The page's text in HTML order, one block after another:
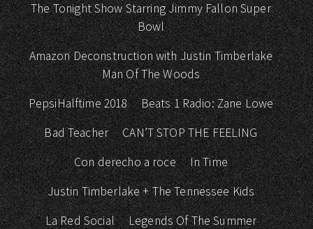
The Tonight Show Starring Jimmy Fallon Super
Bowl
Amazon Deconstruction with Justin Timberlake
Man Of The Woods
PepsiHalftime 2018
Beats 1 Radio: Zane Lowe
Bad Teacher
CAN’T STOP THE FEELING
Con derecho a roce
In Time
Justin Timberlake + The Tennessee Kids
La Red Social
Legends Of The Summer